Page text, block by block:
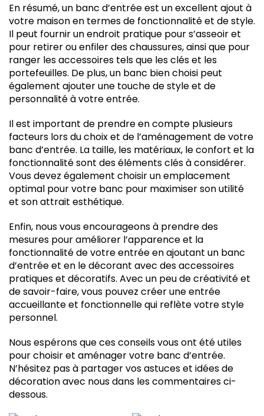
En résumé, un banc d’entrée est un excellent ajout à
votre maison en termes de fonctionnalité et de style.
Il peut fournir un endroit pratique pour s’asseoir et
pour retirer ou enfiler des chaussures, ainsi que pour
ranger les accessoires tels que les clés et les
portefeuilles. De plus, un banc bien choisi peut
également ajouter une touche de style et de
personnalité à votre entrée.
Il est important de prendre en compte plusieurs
facteurs lors du choix et de l’aménagement de votre
banc d’entrée. La taille, les matériaux, le confort et la
fonctionnalité sont des éléments clés à considérer.
Vous devez également choisir un emplacement
optimal pour votre banc pour maximiser son utilité
et son attrait esthétique.
Enfin, nous vous encourageons à prendre des
mesures pour améliorer l’apparence et la
fonctionnalité de votre entrée en ajoutant un banc
d’entrée et en le décorant avec des accessoires
pratiques et décoratifs. Avec un peu de créativité et
de savoir-faire, vous pouvez créer une entrée
accueillante et fonctionnelle qui reflète votre style
personnel.
Nous espérons que ces conseils vous ont été utiles
pour choisir et aménager votre banc d’entrée.
N’hésitez pas à partager vos astuces et idées de
décoration avec nous dans les commentaires ci-
dessous.